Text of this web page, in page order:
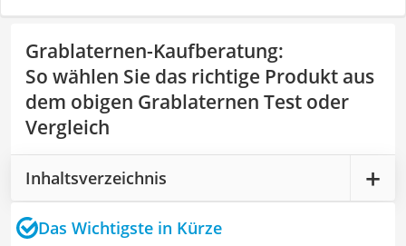
Grablaternen-Kaufberatung:
So wählen Sie das richtige Produkt aus
dem obigen Grablaternen Test oder
Vergleich
Inhaltsverzeichnis
Das Wichtigste in Kürze